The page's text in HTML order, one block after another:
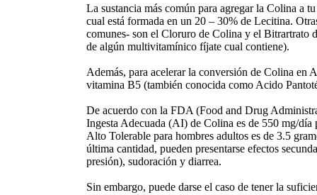
La sustancia más común para agregar la Colina a
cual está formada en un 20 – 30% de Lecitina.
comunes- son el Cloruro de Colina y el Bitrartrato
de algún multivitamínico fíjate cual contiene).
Además, para acelerar la conversión de Colina en
vitamina B5 (también conocida como Acido
De acuerdo con la FDA (Food and Drug
Ingesta Adecuada (AI) de Colina es de 550 mg/
Alto Tolerable para hombres adultos es de 3.5
última cantidad, pueden presentarse efectos
presión), sudoración y diarrea.
Sin embargo, puede darse el caso de tener la